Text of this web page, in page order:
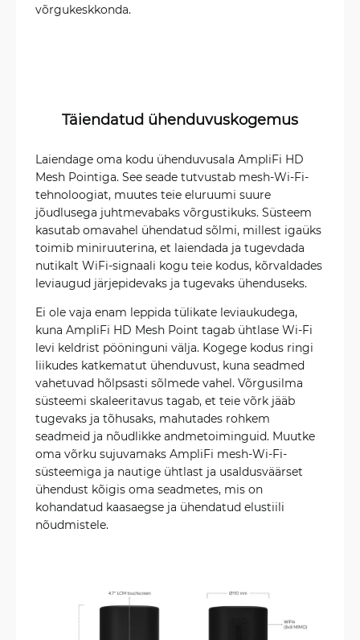
võrgukeskkonda.
Täiendatud ühenduvuskogemus
Laiendage oma kodu ühenduvusala AmpliFi HD
Mesh Pointiga. See seade tutvustab mesh-Wi-Fi-
tehnoloogiat, muutes teie eluruumi suure
jõudlusega juhtmevabaks võrgustikuks. Süsteem
kasutab omavahel ühendatud sõlmi, millest igaüks
toimib miniruuterina, et laiendada ja tugevdada
nutikalt WiFi-signaali kogu teie kodus, kõrvaldades
leviaugud järjepidevaks ja tugevaks ühenduseks.
Ei ole vaja enam leppida tülikate leviaukudega,
kuna AmpliFi HD Mesh Point tagab ühtlase Wi-Fi
levi keldrist pööninguni välja. Kogege kodus ringi
liikudes katkematut ühenduvust, kuna seadmed
vahetuvad hõlpsasti sõlmede vahel. Võrgusilma
süsteemi skaleeritavus tagab, et teie võrk jääb
tugevaks ja tõhusaks, mahutades rohkem
seadmeid ja nõudlikke andmetoiminguid. Muutke
oma võrku sujuvamaks AmpliFi mesh-Wi-Fi-
süsteemiga ja nautige ühtlast ja usaldusväärset
ühendust kõigis oma seadmetes, mis on
kohandatud kaasaegse ja ühendatud elustiili
nõudmistele.